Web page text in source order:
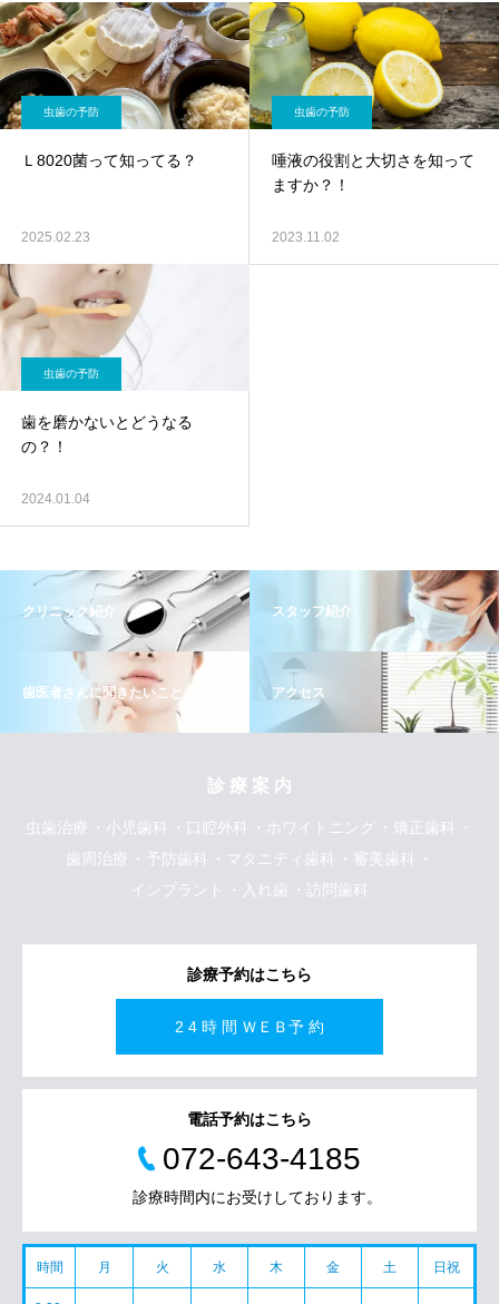
虫歯の予防
Ｌ8020菌って知ってる？
2025.02.23
虫歯の予防
唾液の役割と大切さを知って
ますか？！
2023.11.02
虫歯の予防
歯を磨かないとどうなる
の？！
2024.01.04
クリニック紹介 スタッフ紹介
歯医者さんに聞きたいこと アクセス
診 療 案 内
虫歯治療 小児歯科 口腔外科 ホワイトニング
矯正歯科
歯周治療
予防歯科 マタニティ歯科
審美歯科
インプラント
入れ歯 訪問歯科
診療予約はこちら
2 4 時 間 ＷＥＢ予 約
電話予約はこちら
072-643-4185
診療時間内にお受けしております。
時間 月 火 水 木 金 土 日祝